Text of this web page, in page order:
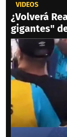
VIDEOS
¿Volverá
gigantes"